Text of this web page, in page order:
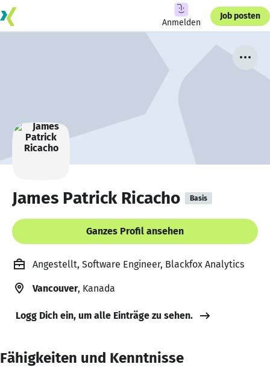
Anmelden
Job posten
James Patrick Ricacho Basis
Ganzes Profil ansehen
Angestellt, Software Engineer, Blackfox Analytics
Vancouver, Kanada
Logg Dich ein, um alle Einträge zu sehen.
Fähigkeiten und Kenntnisse